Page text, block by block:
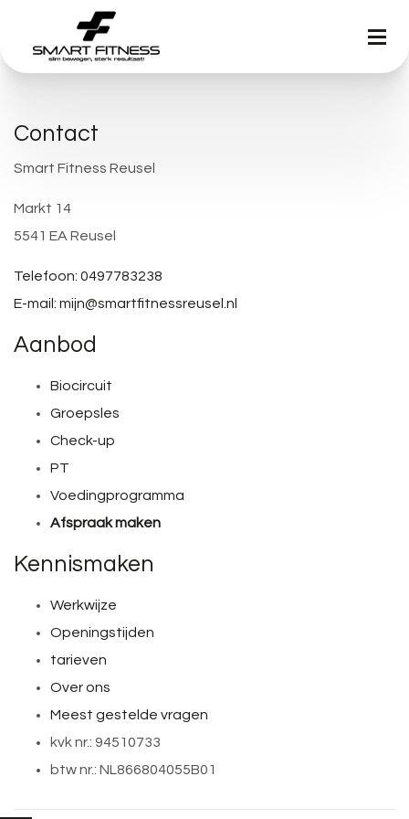
Contact
Smart Fitness Reusel
Markt 14
5541 EA Reusel
Telefoon: 0497783238
E-mail: mijn@smartfitnessreusel.nl
Aanbod
Biocircuit
Groepsles
Check-up
PT
Voedingprogramma
Afspraak maken
Kennismaken
Werkwijze
Openingstijden
tarieven
Over ons
Meest gestelde vragen
kvk nr.: 94510733
btw nr.: NL866804055B01